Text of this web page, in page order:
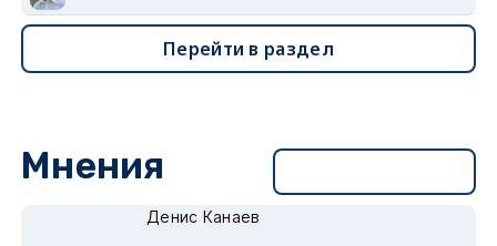
Перейти в раздел
Мнения
Денис Канаев